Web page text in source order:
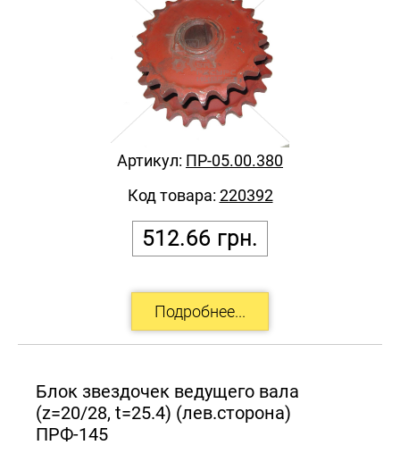
512.66 грн.
Артикул: ПР-05.00.380
Код товара: 220392
Блок звездочек ведущего вала
(z=20/28, t=25.4) (лев.сторона)
ПРФ-145